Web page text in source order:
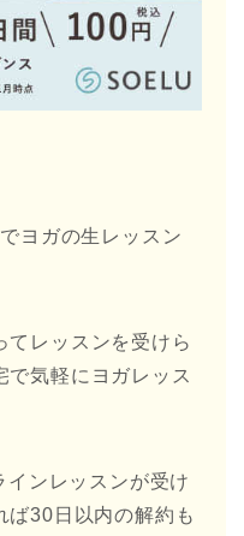
ヨガの生レッスン
てレッスンを受けら
で気軽にヨガレッス
ンレッスンが受け
ば30日以内の解約も